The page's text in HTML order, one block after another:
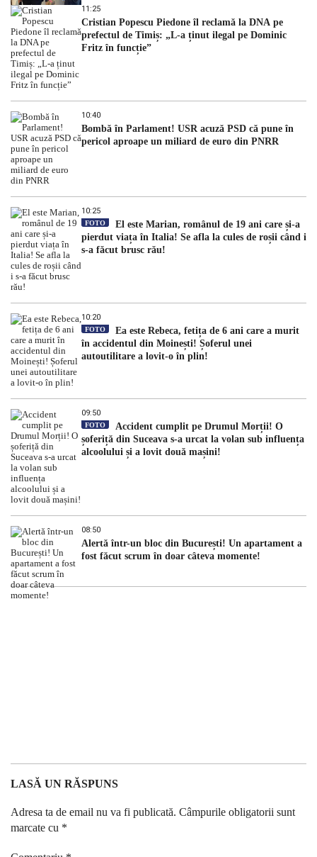
11:25
Cristian Popescu Piedone îl reclamă la DNA pe
prefectul de Timiș: „L-a ținut ilegal pe Dominic
Fritz în funcție”
10:40
Bombă în Parlament! USR acuză PSD că pune în
pericol aproape un miliard de euro din PNRR
10:25
FOTO
El este Marian, românul de 19 ani care și-a
pierdut viața în Italia! Se afla la cules de roșii când i
s-a făcut brusc rău!
10:20
FOTO
Ea este Rebeca, fetița de 6 ani care a murit
în accidentul din Moinești! Șoferul unei
autoutilitare a lovit-o în plin!
09:50
FOTO
Accident cumplit pe Drumul Morții! O
șoferiță din Suceava s-a urcat la volan sub influența
alcoolului și a lovit două mașini!
08:50
Alertă într-un bloc din București! Un apartament a
fost făcut scrum în doar câteva momente!
LASĂ UN RĂSPUNS
Adresa ta de email nu va fi publicată. Câmpurile obligatorii sunt
marcate cu *